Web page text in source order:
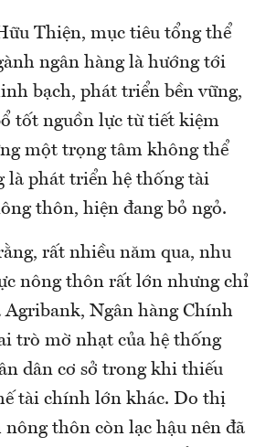
Thiện, mục tiêu tổng thể
ngân hàng là hướng tới
bạch, phát triển bền vững,
tốt nguồn lực từ tiết kiệm
một trọng tâm không thể
là phát triển hệ thống tài
thôn, hiện đang bỏ ngỏ.
rất nhiều năm qua, nhu
nông thôn rất lớn nhưng chỉ
Agribank, Ngân hàng Chính
trò mờ nhạt của hệ thống
dân cơ sở trong khi thiếu
tài chính lớn khác. Do thị
thôn còn lạc hậu nên đã